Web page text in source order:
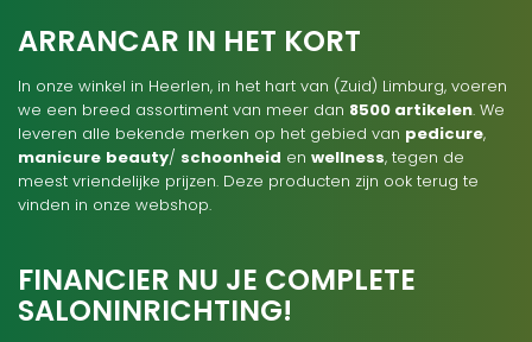
ARRANCAR IN HET KORT
In onze winkel in Heerlen, in het hart van (Zuid) Limburg, voeren
we een breed assortiment van meer dan 8500 artikelen. We
leveren alle bekende merken op het gebied van pedicure,
manicure beauty/ schoonheid en wellness, tegen de
meest vriendelijke prijzen. Deze producten zijn ook terug te
vinden in onze webshop.
FINANCIER NU JE COMPLETE
SALONINRICHTING!